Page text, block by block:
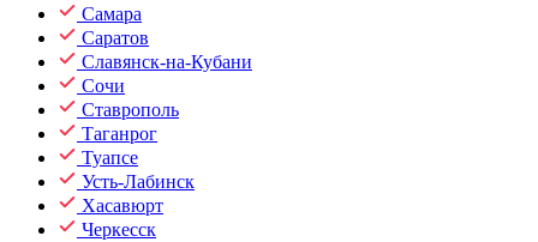
Самара
Саратов
Славянск-на-Кубани
Сочи
Ставрополь
Таганрог
Туапсе
Усть-Лабинск
Хасавюрт
Черкесск